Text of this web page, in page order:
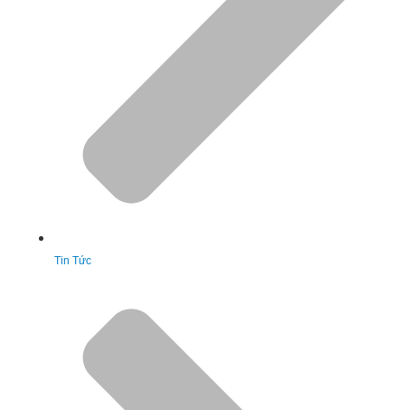
Tin Tức